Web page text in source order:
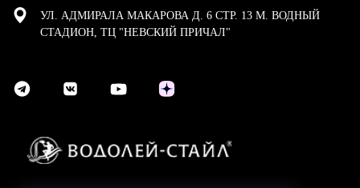
УЛ. АДМИРАЛА МАКАРОВА Д. 6 СТР. 13 М. ВОДНЫЙ
СТАДИОН, ТЦ "НЕВСКИЙ ПРИЧАЛ"